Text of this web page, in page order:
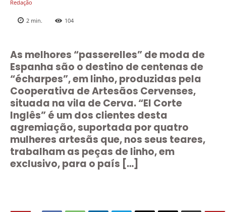
2 min. 104
As melhores “passerelles” de moda de
Espanha são o destino de centenas de
“écharpes”, em linho, produzidas pela
Cooperativa de Artesãos Cervenses,
situada na vila de Cerva. “El Corte
Inglês” é um dos clientes desta
agremiação, suportada por quatro
mulheres artesãs que, nos seus teares,
trabalham as peças de linho, em
exclusivo, para o país […]